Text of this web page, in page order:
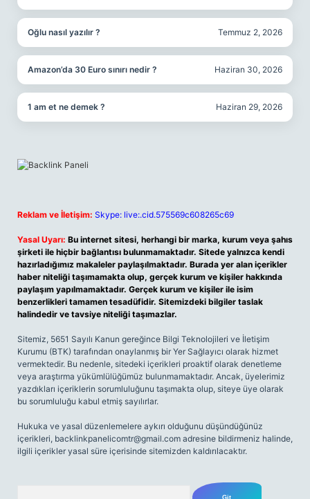
Oğlu nasıl yazılır ? Temmuz 2, 2026
Amazon’da 30 Euro sınırı nedir ? Haziran 30, 2026
1 am et ne demek ? Haziran 29, 2026
Reklam ve İletişim: Skype: live:.cid.575569c608265c69
Yasal Uyarı: Bu internet sitesi, herhangi bir marka, kurum veya şahıs
şirketi ile hiçbir bağlantısı bulunmamaktadır. Sitede yalnızca kendi
hazırladığımız makaleler paylaşılmaktadır. Burada yer alan içerikler
haber niteliği taşımamakta olup, gerçek kurum ve kişiler hakkında
paylaşım yapılmamaktadır. Gerçek kurum ve kişiler ile isim
benzerlikleri tamamen tesadüfidir. Sitemizdeki bilgiler taslak
halindedir ve tavsiye niteliği taşımazlar.
Sitemiz, 5651 Sayılı Kanun gereğince Bilgi Teknolojileri ve İletişim
Kurumu (BTK) tarafından onaylanmış bir Yer Sağlayıcı olarak hizmet
vermektedir. Bu nedenle, sitedeki içerikleri proaktif olarak denetleme
veya araştırma yükümlülüğümüz bulunmamaktadır. Ancak, üyelerimiz
yazdıkları içeriklerin sorumluluğunu taşımakta olup, siteye üye olarak
bu sorumluluğu kabul etmiş sayılırlar.
Hukuka ve yasal düzenlemelere aykırı olduğunu düşündüğünüz
içerikleri, backlinkpanelicomtr@gmail.com adresine bildirmeniz halinde,
ilgili içerikler yasal süre içerisinde sitemizden kaldırılacaktır.